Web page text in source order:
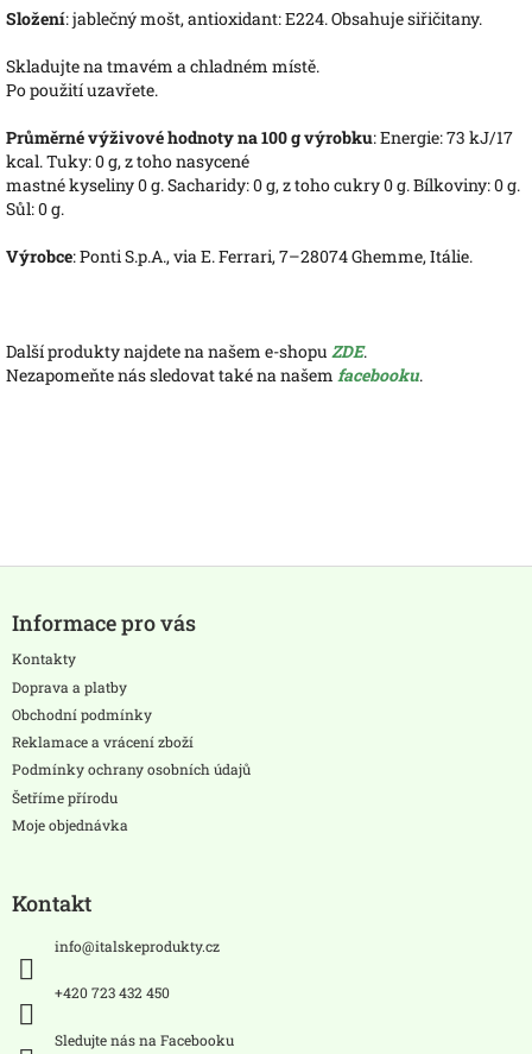
Složení: jablečný mošt, antioxidant: E224. Obsahuje siřičitany.
Skladujte na tmavém a chladném místě.
Po použití uzavřete.
Průměrné výživové hodnoty na 100 g výrobku: Energie: 73 kJ/17
kcal. Tuky: 0 g, z toho nasycené
mastné kyseliny 0 g. Sacharidy: 0 g, z toho cukry 0 g. Bílkoviny: 0 g.
Sůl: 0 g.
Výrobce: Ponti S.p.A., via E. Ferrari, 7–28074 Ghemme, Itálie.
Další produkty najdete na našem e-shopu ZDE.
Nezapomeňte nás sledovat také na našem facebooku.
pInformace pro vás
Kontakty
Doprava a platby
Obchodní podmínky
Reklamace a vrácení zboží
Podmínky ochrany osobních údajů
Šetříme přírodu
Moje objednávka
Kontakt
info@italskeprodukty.cz
+420 723 432 450
Sledujte nás na Facebooku